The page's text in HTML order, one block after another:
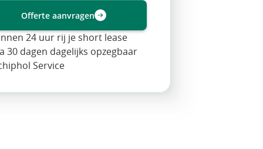
Offerte aanvragen
24 uur rij je short lease
30 dagen dagelijks opzegbaar
Service